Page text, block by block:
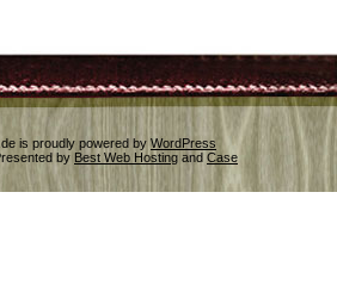
is proudly powered by WordPress
by Best Web Hosting and Case